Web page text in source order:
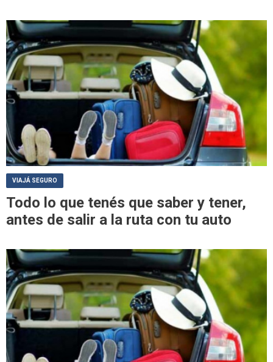
VIAJÁ SEGURO
Todo lo que tenés que saber y tener,
antes de salir a la ruta con tu auto